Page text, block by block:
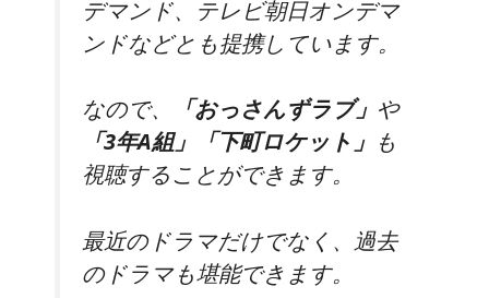
デマンド、テレビ朝日オンデマ
ンドなどとも提携しています。
なので、 「おっさんずラブ」 や
「3年A組」
「下町ロケット」 も
視聴することができます。
最近のドラマだけでなく、過去
のドラマも堪能できます。